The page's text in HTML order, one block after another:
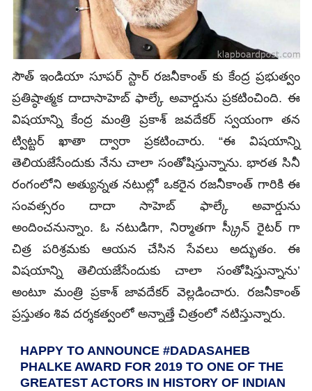
సౌత్‌ ఇండియా సూపర్ స్టార్ రజనీకాంత్ కు కేంద్ర ప్రభుత్వం
ప్రతిష్ఠాత్మక దాదాసాహెబ్ ఫాల్కే అవార్డును ప్రకటించింది. ఈ
విషయాన్ని కేంద్ర మంత్రి ప్రకాశ్ జవదేకర్ స్వయంగా తన
ట్విట్టర్ ఖాతా ద్వారా ప్రకటించారు. “ఈ విషయాన్ని
తెలియజేసేందుకు నేను చాలా సంతోషిస్తున్నాను. భారత సినీ
రంగంలోని అత్యున్నత నటుల్లో ఒకరైన రజనీకాంత్ గారికి ఈ
సంవత్సరం దాదా సాహెబ్ ఫాల్కే అవార్డును
అందించనున్నాం. ఓ నటుడిగా, నిర్మాతగా స్క్రీన్ రైటర్ గా
చిత్ర పరిశ్రమకు ఆయన చేసిన సేవలు అద్భుతం. ఈ
విషయాన్ని తెలియజేసేందుకు చాలా సంతోషిస్తున్నాను’
అంటూ మంత్రి ప్రకాశ్ జావదేకర్ వెల్లడించారు. రజనీకాంత్
ప్రస్తుతం శివ దర్శకత్వంలో అన్నాత్తే చిత్రంలో నటిస్తున్నారు.
HAPPY TO ANNOUNCE#DADASAHEB
PHALKE AWARD FOR 2019 TO ONE OF THE
GREATEST ACTORS IN HISTORY OF INDIAN